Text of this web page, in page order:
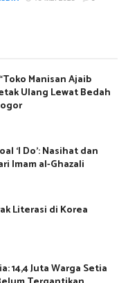
Manisan Ajaib
Ulang Lewat Bedah
‘I Do’: Nasihat dan
Imam al-Ghazali
Literasi di Korea
14,4 Juta Warga Setia